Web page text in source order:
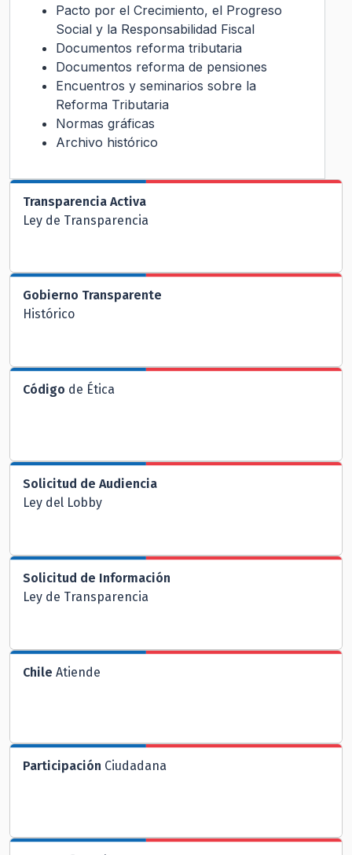
Pacto por el Crecimiento, el Progreso
Social y la Responsabilidad Fiscal
Documentos reforma tributaria
Documentos reforma de pensiones
Encuentros y seminarios sobre la
Reforma Tributaria
Normas gráficas
Archivo histórico
Transparencia Activa
Ley de Transparencia
Gobierno Transparente
Histórico
Código de Ética
Solicitud de Audiencia
Ley del Lobby
Solicitud de Información
Ley de Transparencia
Chile Atiende
Participación Ciudadana